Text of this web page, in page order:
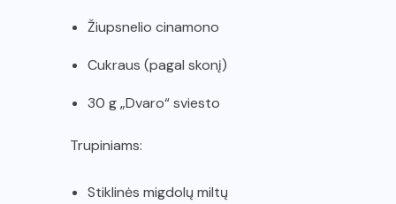
Žiupsnelio cinamono
Cukraus (pagal skonį)
30 g „Dvaro“ sviesto
Trupiniams:
Stiklinės migdolų miltų